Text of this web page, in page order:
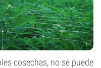
cosechas, no se puede